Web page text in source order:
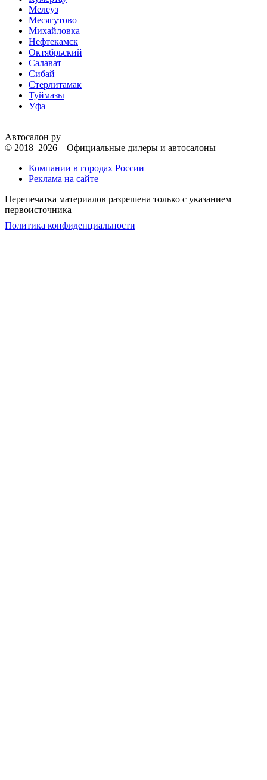
Мелеуз
Месягутово
Михайловка
Нефтекамск
Октябрьский
Салават
Сибай
Стерлитамак
Туймазы
Уфа
Автосалон ру
© 2018–2026 – Официальные дилеры и автосалоны
Компании в городах России
Реклама на сайте
Перепечатка материалов разрешена только с указанием
первоисточника
Политика конфиденциальности